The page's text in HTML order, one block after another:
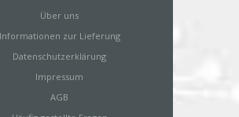
Über uns
Informationen zur Lieferung
Datenschutzerklärung
Impressum
AGB